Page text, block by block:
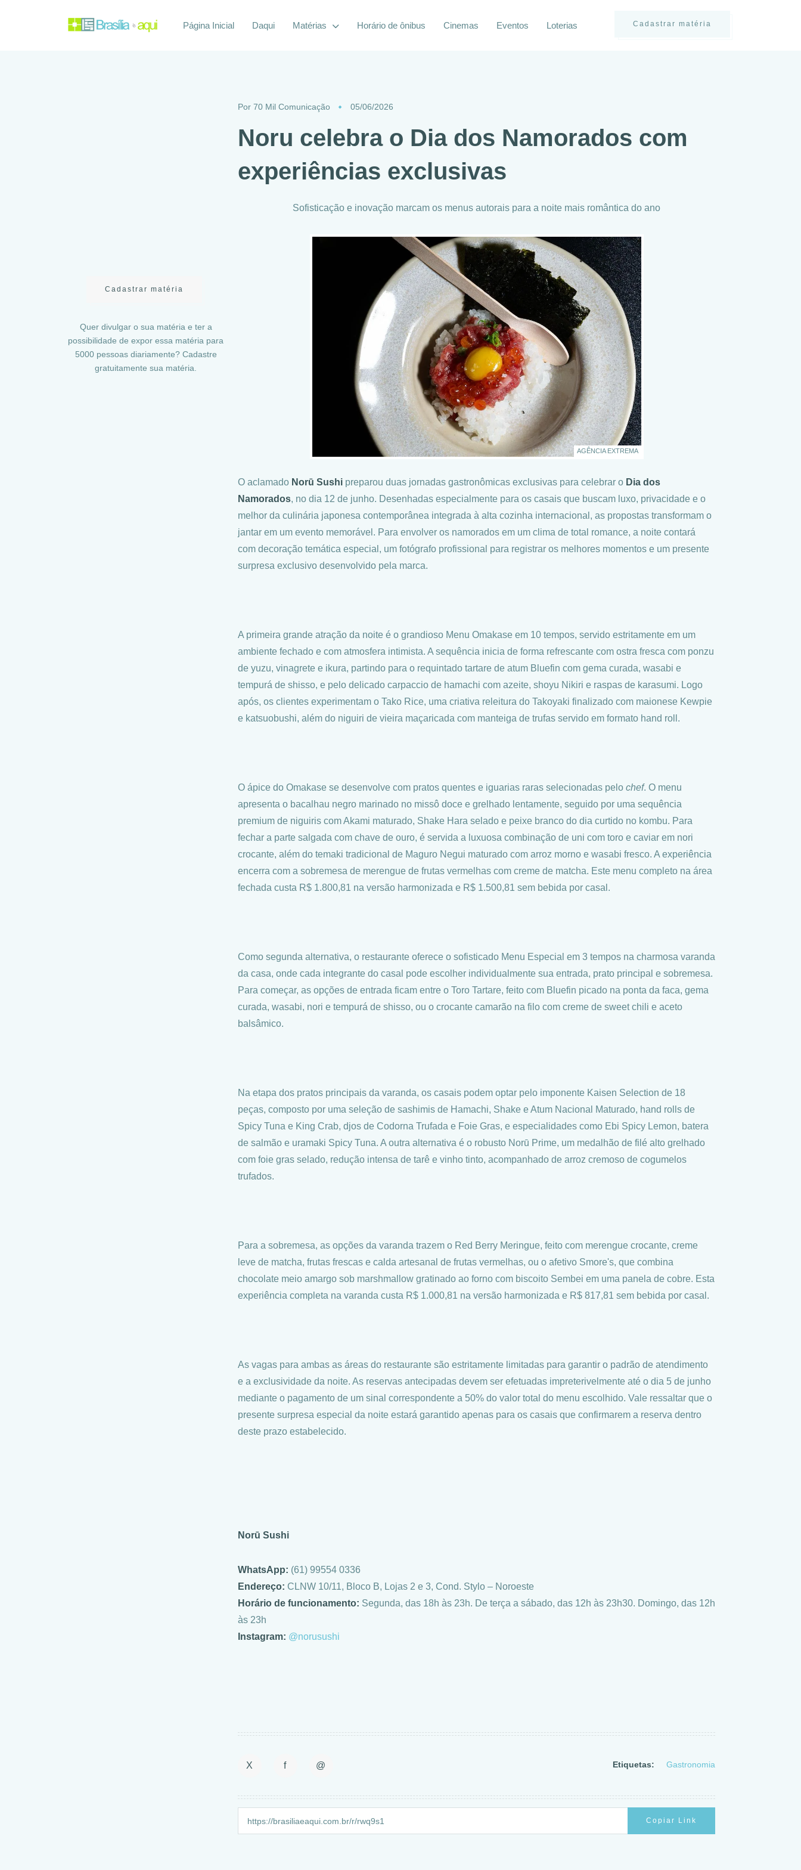
Cadastrar matéria
Página Inicial Daqui Matérias Horário de ônibus Cinemas Eventos Loterias
Por 70 Mil Comunicação 05/06/2026
Noru celebra o Dia dos Namorados com
experiências exclusivas
Sofisticação e inovação marcam os menus autorais para a noite mais romântica do ano
AGÊNCIA EXTREMA
O aclamado Norū Sushi preparou duas jornadas gastronômicas exclusivas para celebrar o Dia dos
Namorados, no dia 12 de junho. Desenhadas especialmente para os casais que buscam luxo, privacidade e o
melhor da culinária japonesa contemporânea integrada à alta cozinha internacional, as propostas transformam o
jantar em um evento memorável. Para envolver os namorados em um clima de total romance, a noite contará
com decoração temática especial, um fotógrafo profissional para registrar os melhores momentos e um presente
surpresa exclusivo desenvolvido pela marca.
A primeira grande atração da noite é o grandioso Menu Omakase em 10 tempos, servido estritamente em um
ambiente fechado e com atmosfera intimista. A sequência inicia de forma refrescante com ostra fresca com ponzu
de yuzu, vinagrete e ikura, partindo para o requintado tartare de atum Bluefin com gema curada, wasabi e
tempurá de shisso, e pelo delicado carpaccio de hamachi com azeite, shoyu Nikiri e raspas de karasumi. Logo
após, os clientes experimentam o Tako Rice, uma criativa releitura do Takoyaki finalizado com maionese Kewpie
e katsuobushi, além do niguiri de vieira maçaricada com manteiga de trufas servido em formato hand roll.
O ápice do Omakase se desenvolve com pratos quentes e iguarias raras selecionadas pelo chef. O menu
apresenta o bacalhau negro marinado no missô doce e grelhado lentamente, seguido por uma sequência
premium de niguiris com Akami maturado, Shake Hara selado e peixe branco do dia curtido no kombu. Para
fechar a parte salgada com chave de ouro, é servida a luxuosa combinação de uni com toro e caviar em nori
crocante, além do temaki tradicional de Maguro Negui maturado com arroz morno e wasabi fresco. A experiência
encerra com a sobremesa de merengue de frutas vermelhas com creme de matcha. Este menu completo na área
fechada custa R$ 1.800,81 na versão harmonizada e R$ 1.500,81 sem bebida por casal.
Como segunda alternativa, o restaurante oferece o sofisticado Menu Especial em 3 tempos na charmosa varanda
da casa, onde cada integrante do casal pode escolher individualmente sua entrada, prato principal e sobremesa.
Para começar, as opções de entrada ficam entre o Toro Tartare, feito com Bluefin picado na ponta da faca, gema
curada, wasabi, nori e tempurá de shisso, ou o crocante camarão na filo com creme de sweet chili e aceto
balsâmico.
Na etapa dos pratos principais da varanda, os casais podem optar pelo imponente Kaisen Selection de 18
peças, composto por uma seleção de sashimis de Hamachi, Shake e Atum Nacional Maturado, hand rolls de
Spicy Tuna e King Crab, djos de Codorna Trufada e Foie Gras, e especialidades como Ebi Spicy Lemon, batera
de salmão e uramaki Spicy Tuna. A outra alternativa é o robusto Norū Prime, um medalhão de filé alto grelhado
com foie gras selado, redução intensa de tarê e vinho tinto, acompanhado de arroz cremoso de cogumelos
trufados.
Para a sobremesa, as opções da varanda trazem o Red Berry Meringue, feito com merengue crocante, creme
leve de matcha, frutas frescas e calda artesanal de frutas vermelhas, ou o afetivo Smore's, que combina
chocolate meio amargo sob marshmallow gratinado ao forno com biscoito Sembei em uma panela de cobre. Esta
experiência completa na varanda custa R$ 1.000,81 na versão harmonizada e R$ 817,81 sem bebida por casal.
As vagas para ambas as áreas do restaurante são estritamente limitadas para garantir o padrão de atendimento
e a exclusividade da noite. As reservas antecipadas devem ser efetuadas impreterivelmente até o dia 5 de junho
mediante o pagamento de um sinal correspondente a 50% do valor total do menu escolhido. Vale ressaltar que o
presente surpresa especial da noite estará garantido apenas para os casais que confirmarem a reserva dentro
deste prazo estabelecido.
Norū Sushi
WhatsApp: (61) 99554 0336
Endereço: CLNW 10/11, Bloco B, Lojas 2 e 3, Cond. Stylo – Noroeste
Horário de funcionamento: Segunda, das 18h às 23h. De terça a sábado, das 12h às 23h30. Domingo, das 12h
às 23h
Instagram: @norusushi
X f @ Etiquetas: Gastronomia
Copiar Link
Cadastrar matéria
Quer divulgar o sua matéria e ter a
possibilidade de expor essa matéria para
5000 pessoas diariamente? Cadastre
gratuitamente sua matéria.